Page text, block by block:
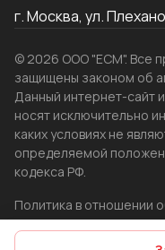
г. Москва, ул.
© 2026 ООО "ЕСМ". Все
защищены законом об
Данный интернет-сайт
носят исключительно
каких условиях не
определяемой
кодекса РФ.
Политика в отношении
Создание сайта